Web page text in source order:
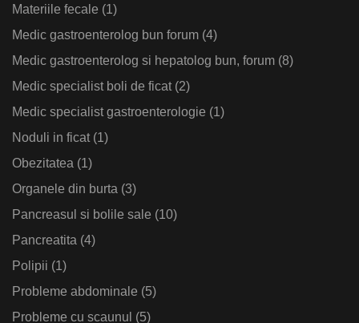
Materiile fecale (1)
Medic gastroenterolog bun forum (4)
Medic gastroenterolog si hepatolog bun, forum (8)
Medic specialist boli de ficat(2)
Medic specialist gastroenterologie (1)
Noduli in ficat(1)
Obezitatea (1)
Organele din burta (3)
Pancreasul si bolile sale (10)
Pancreatita (4)
Polipii (1)
Probleme abdominale (5)
Probleme cu scaunul (5)